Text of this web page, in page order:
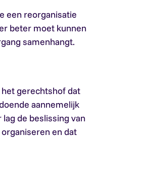
een reorganisatie
beter moet kunnen
samenhangt.
het gerechtshof dat
aannemelijk
de beslissing van
en dat